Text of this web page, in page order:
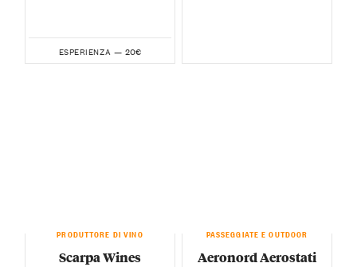
ESPERIENZA — 20€
PRODUTTORE DI VINO
Scarpa Wines
PASSEGGIATE E OUTDOOR
Aeronord Aerostati